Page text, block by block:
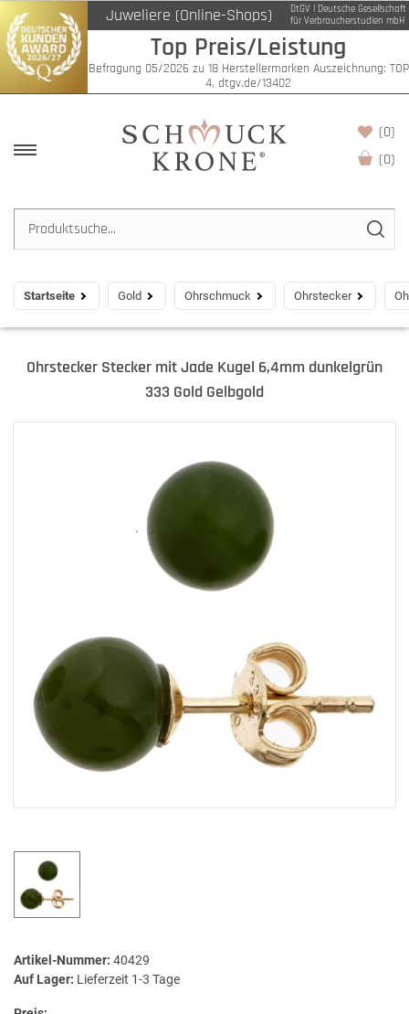
Juweliere (Online-Shops)
DtGV | Deutsche Gesellschaft
für Verbraucherstudien mbH
Top Preis/Leistung
Befragung 05/2026 zu 18 Herstellermarken Auszeichnung: TOP
4, dtgv.de/13402
(0)
(0)
Startseite Gold Ohrschmuck Ohrstecker
Ohrstecker Stecker mit Jade Kugel 6,4mm dunkelgrün
333 Gold Gelbgold
Artikel-Nummer: 40429
Auf Lager: Lieferzeit 1-3 Tage